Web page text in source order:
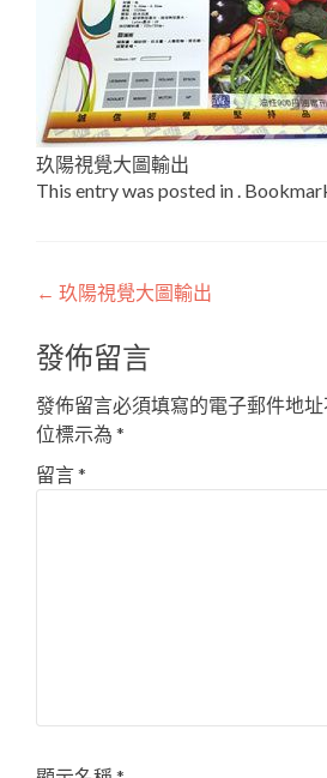
玖陽視覺大圖輸出
This entry was posted in .
Post
navigation
← 玖陽視覺大圖輸出
發佈留言
發佈留言必須填寫的電子郵件地址
位標示為 *
留言*